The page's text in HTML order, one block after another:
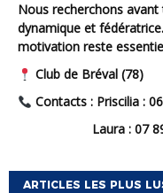
Nous recherchons avant tout une personne investie,
dynamique et
motivation reste
Club de Bréval (78)
Contacts : Priscilia :
Laura : 07
ARTICLES LES PLUS